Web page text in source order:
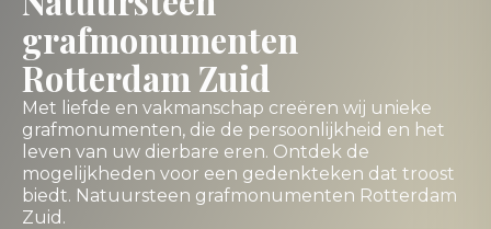
grafmonumenten
Rotterdam Zuid
Met liefde en vakmanschap creëren wij unieke
grafmonumenten, die de persoonlijkheid en het
leven van uw dierbare eren. Ontdek de
mogelijkheden voor een gedenkteken dat troost
biedt. Natuursteen grafmonumenten Rotterdam
Zuid.